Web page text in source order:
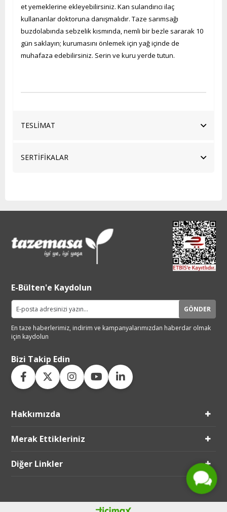
et yemeklerine ekleyebilirsiniz. Kan sulandırıcı ilaç
kullananlar doktoruna danışmalıdır. Taze sarımsağı
buzdolabında sebzelik kısmında, nemli bir bezle sararak 10
gün saklayın; kurumasını önlemek için yağ içinde de
muhafaza edebilirsiniz. Serin ve kuru yerde tutun.
TESLİMAT
SERTİFİKALAR
E-Bülten'e Kaydolun
GÖNDER
En taze haberlerimiz, indirim ve kampanyalarımızdan haberdar olmak
için kaydolun
Bizi Takip Edin
Hakkımızda
Merak Ettikleriniz
Diğer Linkler